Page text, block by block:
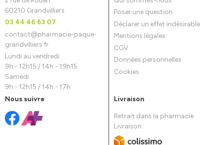
60210 Grandvilliers
03 44 46 63 07
contact@pharmacie-paque-
grandvilliers.fr
Lundi au vendredi
9h - 12h15 / 14h - 19h15
Samedi
9h - 12h15 / 14h - 17h
Poser une question
Déclarer un effet indésirable
Mentions légales
CGV
Données personnelles
Cookies
Nous suivre Livraison
Retrait dans la pharmacie
Livraison